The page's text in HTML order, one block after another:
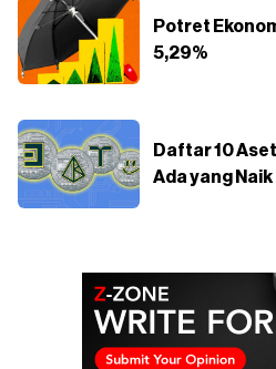
Potret
5,29%
Daftar 10
Ada yang